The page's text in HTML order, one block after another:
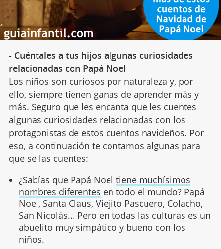
- Cuéntales a tus hijos algunas curiosidades
relacionadas con Papá Noel
Los niños son curiosos por naturaleza y, por
ello, siempre tienen ganas de aprender más y
más. Seguro que les encanta que les cuentes
algunas curiosidades relacionadas con los
protagonistas de estos cuentos navideños. Por
eso, a continuación te contamos algunas para
que se las cuentes:
¿Sabías que Papá Noel tiene muchísimos
nombres diferentes en todo el mundo? Papá
Noel, Santa Claus, Viejito Pascuero, Colacho,
San Nicolás... Pero en todas las culturas es un
abuelito muy simpático y bueno con los
niños.